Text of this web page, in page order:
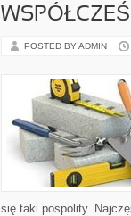
POSTED BY ADMIN
się taki pospolity.